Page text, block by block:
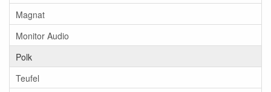
Magnat
Monitor Audio
Polk
Teufel